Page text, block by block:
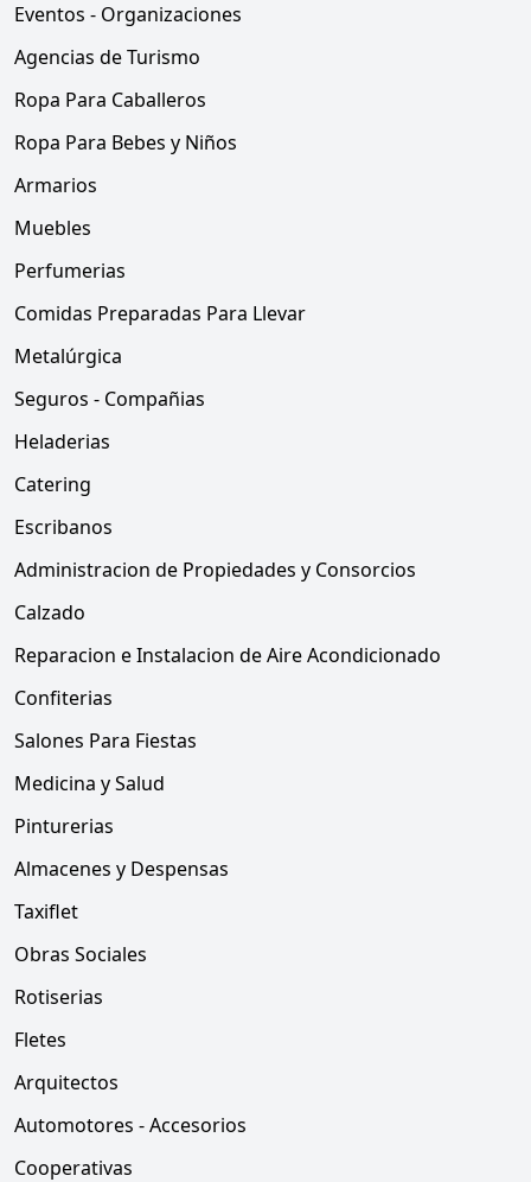
Eventos - Organizaciones
Agencias de Turismo
Ropa Para Caballeros
Ropa Para Bebes y Niños
Armarios
Muebles
Perfumerias
Comidas Preparadas Para Llevar
Metalúrgica
Seguros - Compañias
Heladerias
Catering
Escribanos
Administracion de Propiedades y Consorcios
Calzado
Reparacion e Instalacion de Aire Acondicionado
Confiterias
Salones Para Fiestas
Medicina y Salud
Pinturerias
Almacenes y Despensas
Taxiflet
Obras Sociales
Rotiserias
Fletes
Arquitectos
Automotores - Accesorios
Cooperativas